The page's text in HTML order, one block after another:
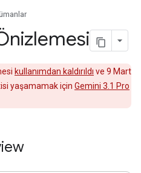
kullanımdan kaldırıldı ve 9 Mart
yaşamamak için Gemini 3.1 Pro